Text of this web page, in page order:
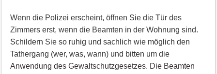
Wenn die Polizei erscheint, öffnen Sie die Tür des
Zimmers erst, wenn die Beamten in der Wohnung sind.
Schildern Sie so ruhig und sachlich wie möglich den
Tathergang (wer, was, wann) und bitten um die
Anwendung des Gewaltschutzgesetzes. Die Beamten